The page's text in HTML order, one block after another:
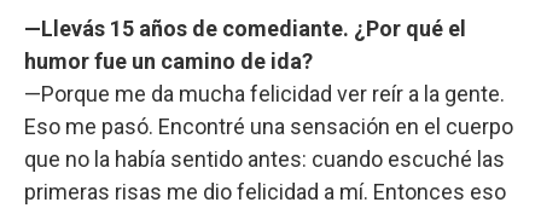
—Llevás 15 años de comediante. ¿Por qué el
humor fue un camino de ida?
—Porque me da mucha felicidad ver reír a la gente.
Eso me pasó. Encontré una sensación en el cuerpo
que no la había sentido antes: cuando escuché las
primeras risas me dio felicidad a mí. Entonces eso